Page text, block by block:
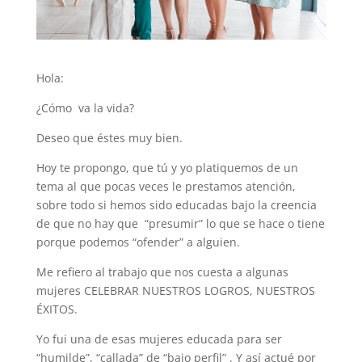
Hola:
¿Cómo va la vida?
Deseo que éstes muy bien.
Hoy te propongo, que tú y yo platiquemos de un
tema al que pocas veces le prestamos atención,
sobre todo si hemos sido educadas bajo la creencia
de que no hay que “presumir” lo que se hace o tiene
porque podemos “ofender” a alguien.
Me refiero al trabajo que nos cuesta a algunas
mujeres CELEBRAR NUESTROS LOGROS, NUESTROS
ÉXITOS.
Yo fui una de esas mujeres educada para ser
“humilde”, “callada” de “bajo perfil” . Y así actué por